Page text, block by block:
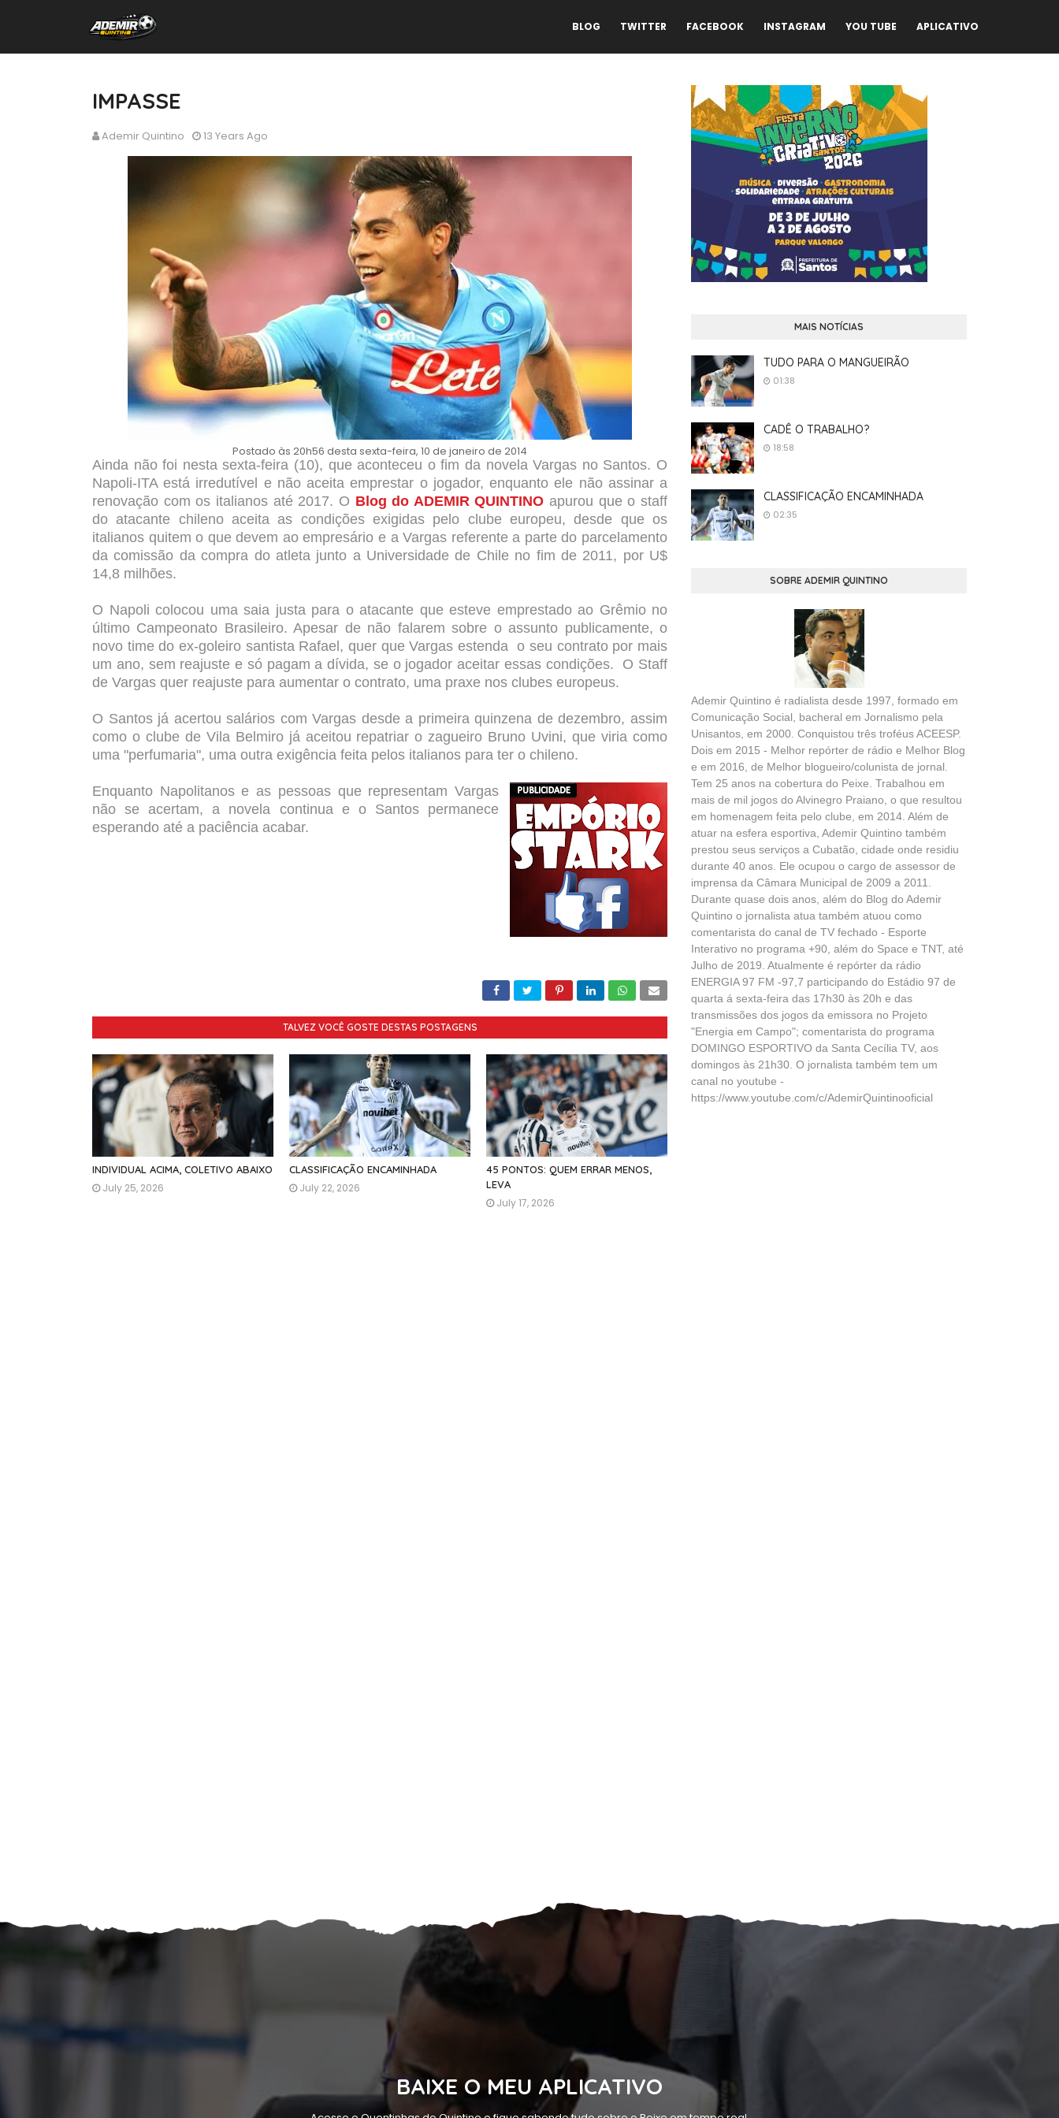
BLOG TWITTER FACEBOOK INSTAGRAM YOU TUBE APLICATIVO
IMPASSE
Ademir Quintino 13 Years Ago
Postado às 20h56 desta sexta-feira, 10 de janeiro de 2014
Ainda não foi nesta sexta-feira (10), que aconteceu o fim da novela Vargas no Santos. O
Napoli-ITA está irredutível e não aceita emprestar o jogador, enquanto ele não assinar a
renovação com os italianos até 2017. O Blog do ADEMIR QUINTINO apurou que o staff
do atacante chileno aceita as condições exigidas pelo clube europeu, desde que os
italianos quitem o que devem ao empresário e a Vargas referente a parte do parcelamento
da comissão da compra do atleta junto a Universidade de Chile no fim de 2011, por U$
14,8 milhões.
O Napoli colocou uma saia justa para o atacante que esteve emprestado ao Grêmio no
último Campeonato Brasileiro. Apesar de não falarem sobre o assunto publicamente, o
novo time do ex-goleiro santista Rafael, quer que Vargas estenda o seu contrato por mais
um ano, sem reajuste e só pagam a dívida, se o jogador aceitar essas condições. O Staff
de Vargas quer reajuste para aumentar o contrato, uma praxe nos clubes europeus.
O Santos já acertou salários com Vargas desde a primeira quinzena de dezembro, assim
como o clube de Vila Belmiro já aceitou repatriar o zagueiro Bruno Uvini, que viria como
uma "perfumaria", uma outra exigência feita pelos italianos para ter o chileno.
Enquanto Napolitanos e as pessoas que representam Vargas
não se acertam, a novela continua e o Santos permanece
esperando até a paciência acabar.
TALVEZ VOCÊ GOSTE DESTAS POSTAGENS
INDIVIDUAL ACIMA, COLETIVO ABAIXO
July 25, 2026
CLASSIFICAÇÃO ENCAMINHADA
July 22, 2026
45 PONTOS: QUEM ERRAR MENOS,
LEVA
July 17, 2026
MAIS NOTÍCIAS
TUDO PARA O MANGUEIRÃO
01:38
CADÊ O TRABALHO?
18:58
CLASSIFICAÇÃO ENCAMINHADA
02:35
SOBRE ADEMIR QUINTINO
Ademir Quintino é radialista desde 1997, formado em
Comunicação Social, bacheral em Jornalismo pela
Unisantos, em 2000. Conquistou três troféus ACEESP.
Dois em 2015 - Melhor repórter de rádio e Melhor Blog
e em 2016, de Melhor blogueiro/colunista de jornal.
Tem 25 anos na cobertura do Peixe. Trabalhou em
mais de mil jogos do Alvinegro Praiano, o que resultou
em homenagem feita pelo clube, em 2014. Além de
atuar na esfera esportiva, Ademir Quintino também
prestou seus serviços a Cubatão, cidade onde residiu
durante 40 anos. Ele ocupou o cargo de assessor de
imprensa da Câmara Municipal de 2009 a 2011.
Durante quase dois anos, além do Blog do Ademir
Quintino o jornalista atua também atuou como
comentarista do canal de TV fechado - Esporte
Interativo no programa +90, além do Space e TNT, até
Julho de 2019. Atualmente é repórter da rádio
ENERGIA 97 FM -97,7 participando do Estádio 97 de
quarta á sexta-feira das 17h30 às 20h e das
transmissões dos jogos da emissora no Projeto
"Energia em Campo"; comentarista do programa
DOMINGO ESPORTIVO da Santa Cecília TV, aos
domingos às 21h30. O jornalista também tem um
canal no youtube -
https://www.youtube.com/c/AdemirQuintinooficial
BAIXE O MEU APLICATIVO